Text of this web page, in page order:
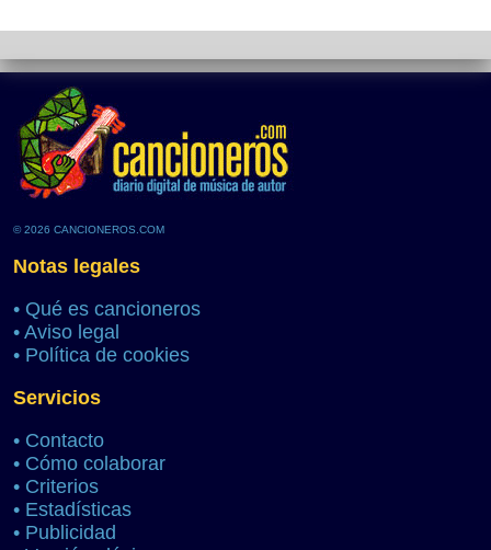
© 2026 CANCIONEROS.COM
Notas legales
• Qué es cancioneros
• Aviso legal
• Política de cookies
Servicios
• Contacto
• Cómo colaborar
• Criterios
• Estadísticas
• Publicidad